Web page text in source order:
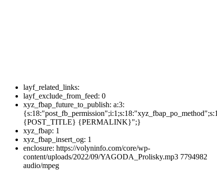
layf_related_links:
layf_exclude_from_feed: 0
xyz_fbap_future_to_publish: a:3:
{POST_TITLE} {PERMALINK}";}
xyz_fbap: 1
xyz_fbap_insert_og: 1
enclosure: https://volyninfo.com/core/wp-
content/uploads/2022/09/YAGODA_Prolisky.mp3 7794982
audio/mpeg